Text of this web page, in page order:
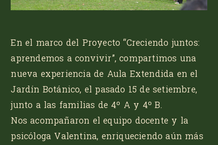
En el marco del Proyecto“Creciendo juntos:
aprendemos a convivir”, compartimos una
nueva experiencia de Aula Extendida en el
Jardín Botánico, el pasado 15 de setiembre,
junto a las familias de 4º A y 4º B.
Nos acompañaron el equipo docente y la
psicóloga Valentina, enriqueciendo aún más